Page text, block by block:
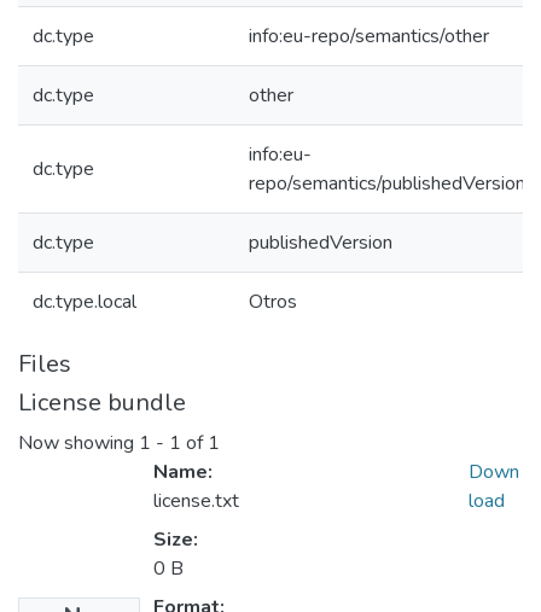
dc.type info:eu-repo/semantics/other
dc.type other
dc.type
info:eu-
repo/semantics/publishedVersion
dc.type publishedVersion
dc.type.local Otros
Files
License bundle
Now showing 1 - 1 of 1
Name:
license.txt
Size:
0 B
Down
load